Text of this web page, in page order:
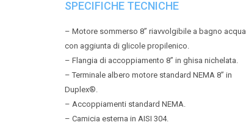
SPECIFICHE TECNICHE
– Motore sommerso 8” riavvolgibile a bagno acqua
con aggiunta di glicole propilenico.
– Flangia di accoppiamento 8” in ghisa nichelata.
– Terminale albero motore standard NEMA 8” in
Duplex®.
– Accoppiamenti standard NEMA.
– Camicia esterna in AISI 304.